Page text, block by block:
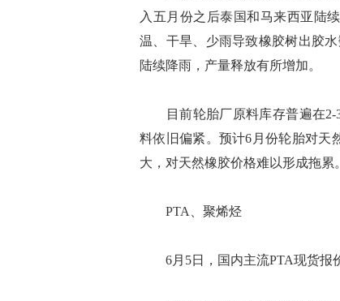
入五月份之后泰国和马来西亚陆
温、干旱、少雨导致橡胶树出胶
陆续降雨，产量释放有所增加。
目前轮胎厂原料库存普遍在2-3
料依旧偏紧。预计6月份轮胎对天
大，对天然橡胶价格难以形成
PTA、聚烯烃
6月5日，国内主流PTA现货报价